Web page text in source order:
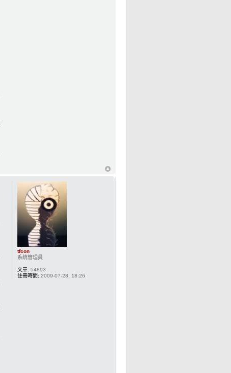
tfcon
系統管理員
文章: 54893
註冊時間: 2009-07-28, 18:26